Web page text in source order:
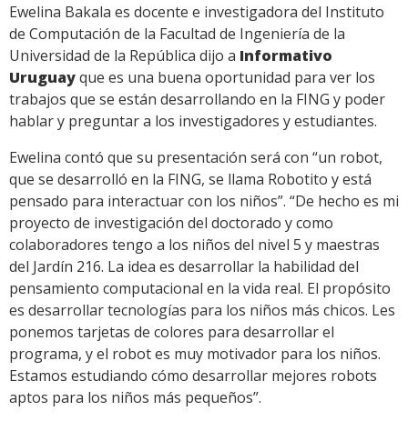
Ewelina Bakala es docente e investigadora del Instituto
de Computación de la Facultad de Ingeniería de la
Universidad de la República dijo a Informativo
Uruguayque es una buena oportunidad para ver los
trabajos que se están desarrollando en la FING y poder
hablar y preguntar a los investigadores y estudiantes.
Ewelina contó que su presentación será con “un robot,
que se desarrolló en la FING, se llama Robotito y está
pensado para interactuar con los niños”. “De hecho es mi
proyecto de investigación del doctorado y como
colaboradores tengo a los niños del nivel 5 y maestras
del Jardín 216. La idea es desarrollar la habilidad del
pensamiento computacional en la vida real. El propósito
es desarrollar tecnologías para los niños más chicos. Les
ponemos tarjetas de colores para desarrollar el
programa, y el robot es muy motivador para los niños.
Estamos estudiando cómo desarrollar mejores robots
aptos para los niños más pequeños”.